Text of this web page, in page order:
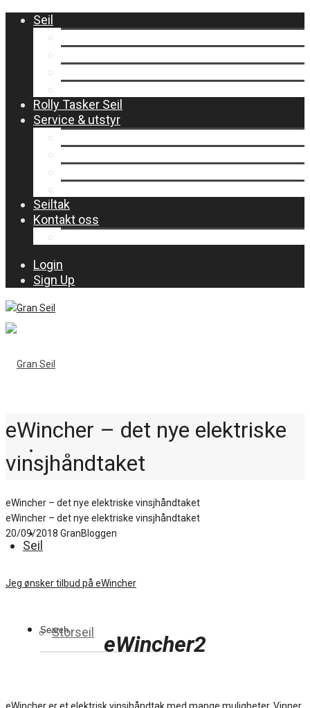
Seil
Rolly Tasker Seil
Service & utstyr
Seiltak
Kontakt oss
Login
Sign Up
Seil
Storseil
eWincher – det nye elektriske
vinsjhåndtaket
eWincher – det nye elektriske vinsjhåndtaket
eWincher – det nye elektriske vinsjhåndtaket
20/09/2018 GranBloggen
Jeg ønsker tilbud på eWincher
eWincher2
eWincher er et elektrisk vinsjhåndtak med mange muligheter. Vinner